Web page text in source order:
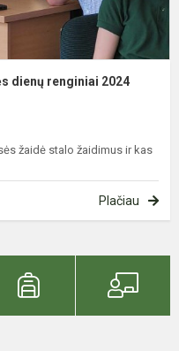
dienų renginiai 2024
žaidė stalo žaidimus ir kas
Plačiau